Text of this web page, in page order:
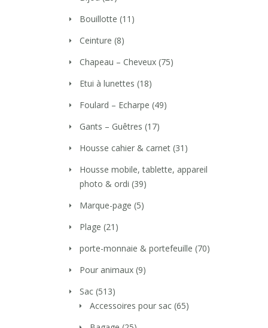
Bouillotte (11)
Ceinture (8)
Chapeau – Cheveux (75)
Etui à lunettes (18)
Foulard – Echarpe (49)
Gants – Guêtres (17)
Housse cahier & carnet (31)
Housse mobile, tablette, appareil
photo & ordi (39)
Marque-page (5)
Plage (21)
porte-monnaie & portefeuille (70)
Pour animaux (9)
Sac (513)
Accessoires pour sac (65)